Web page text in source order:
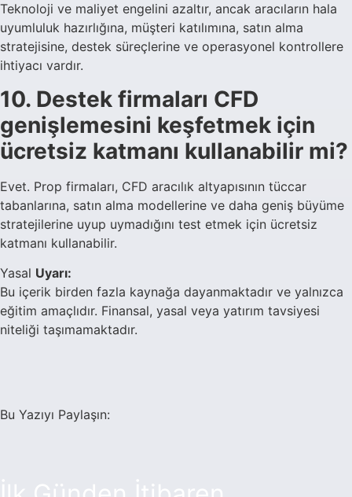
Teknoloji ve maliyet engelini azaltır, ancak aracıların hala
uyumluluk hazırlığına, müşteri katılımına, satın alma
stratejisine, destek süreçlerine ve operasyonel kontrollere
ihtiyacı vardır.
10. Destek firmaları CFD
genişlemesini keşfetmek için
ücretsiz katmanı kullanabilir mi?
Evet. Prop firmaları, CFD aracılık altyapısının tüccar
tabanlarına, satın alma modellerine ve daha geniş büyüme
stratejilerine uyup uymadığını test etmek için ücretsiz
katmanı kullanabilir.
Yasal Uyarı:
Bu içerik birden fazla kaynağa dayanmaktadır ve yalnızca
eğitim amaçlıdır. Finansal, yasal veya yatırım tavsiyesi
niteliği taşımamaktadır.
Bu Yazıyı Paylaşın: